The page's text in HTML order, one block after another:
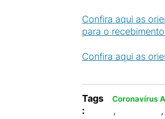
Confira aqui as
para o
Confira aqui as
Tags
:
Coronavírus
, ,